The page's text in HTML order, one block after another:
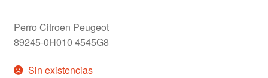
Perro Citroen Peugeot
89245-0H010 4545G8
Sin existencias